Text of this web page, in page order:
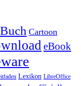
Buch Cartoon
eBook
Lexikon LibreOffice